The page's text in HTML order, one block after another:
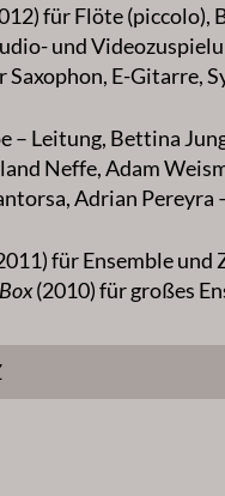
für Flöte (piccolo),
und
Saxophon, E-Gitarre,
– Leitung, Bettina
Neffe, Adam
Adrian
für Ensemble und
(2010) für großes
für Musik Karlsruhe